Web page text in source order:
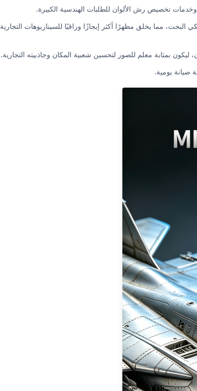
تخصيص رش الألوان للطلبات الهندسية الكبيرة.
البحت، مما يخلق مظهرًا أكثر إيجازًا وراقيًا للسيناريوهات التجارية
ليكون بمثابة معلم للصور لتحسين شعبية المكان وجاذبيته التجارية.